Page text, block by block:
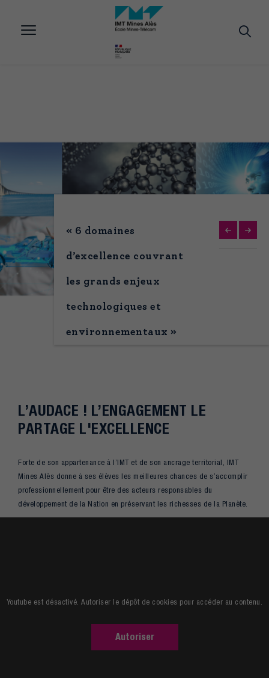
contenu
« 6 domaines
d’excellence couvrant
les grands enjeux
technologiques et
environnementaux »
L’AUDACE ! L’ENGAGEMENT LE
PARTAGE L'EXCELLENCE
Forte de son appartenance à l’IMT et de son ancrage territorial, IMT
Mines Alès donne à ses élèves les meilleures chances de s’accomplir
professionnellement pour être des acteurs responsables du
développement de la Nation en préservant les richesses de la Planète.
Youtube est désactivé. Autoriser le dépôt de cookies pour accéder au contenu.
Autoriser